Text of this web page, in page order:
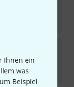
Ihnen ein
was
Beispiel